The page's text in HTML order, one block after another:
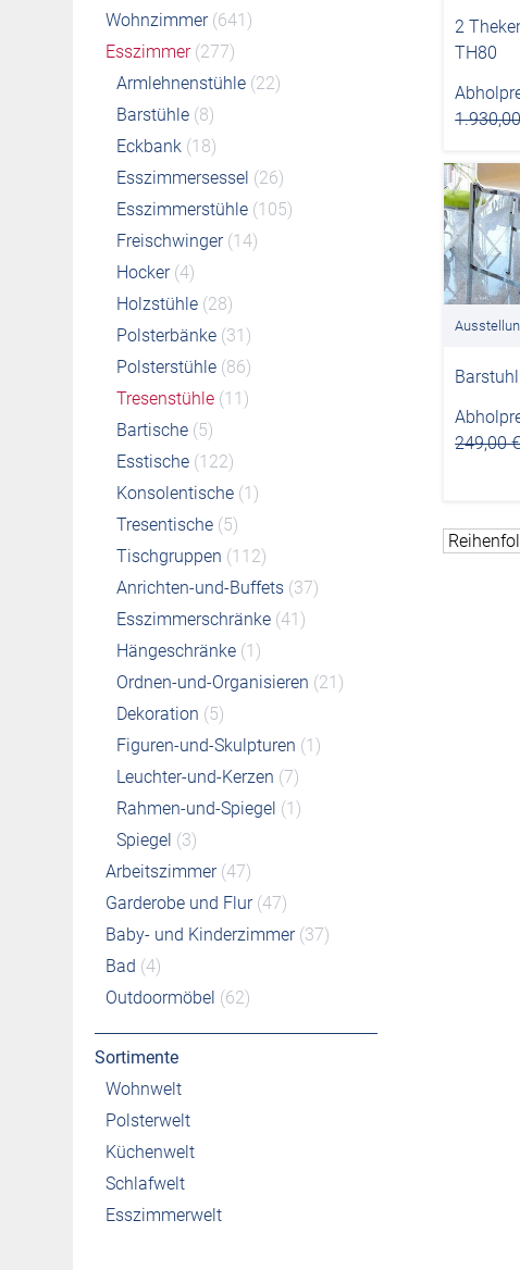
Wohnzimmer (641)
Esszimmer (277)
Armlehnenstühle (22)
Barstühle (8)
Eckbank (18)
Esszimmersessel (26)
Esszimmerstühle (105)
Freischwinger (14)
Hocker (4)
Holzstühle (28)
Polsterbänke (31)
Polsterstühle (86)
Tresenstühle (11)
Bartische (5)
Esstische (122)
Konsolentische (1)
Tresentische (5)
Tischgruppen (112)
Anrichten-und-Buffets (37)
Esszimmerschränke (41)
Hängeschränke (1)
Ordnen-und-Organisieren (21)
Dekoration (5)
Figuren-und-Skulpturen (1)
Leuchter-und-Kerzen (7)
Rahmen-und-Spiegel (1)
Spiegel (3)
Arbeitszimmer (47)
Garderobe und Flur (47)
Baby- und Kinderzimmer (37)
Bad (4)
Outdoormöbel (62)
Sortimente
Wohnwelt
Polsterwelt
Küchenwelt
Schlafwelt
Esszimmerwelt
2
TH80
249,00